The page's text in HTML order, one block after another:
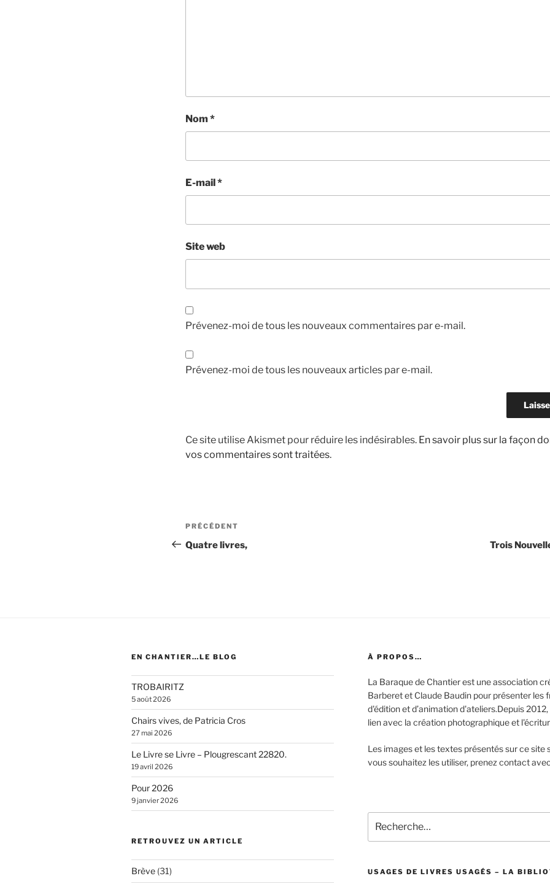
Nom *
E-mail*
Site web
Prévenez-moi de tous les nouveaux commentaires par e-mail.
Prévenez-moi de tous les nouveaux articles par e-mail.
Ce site utilise Akismet pour réduire les indésirables. En savoir plus sur la façon
vos commentaires sont traitées.
Navigation
de
Article
précédent
PRÉCÉDENT
Quatre livres, Trois
EN CHANTIER…LE BLOG
TROBAIRITZ
5 août 2026
Chairs vives, de Patricia Cros
27 mai 2026
Le Livre se Livre – Plougrescant 22820.
19 avril 2026
Pour 2026
9 janvier 2026
RETROUVEZ UN ARTICLE
Brève (31)
À PROPOS…
La Baraque de Chantier est une association
Barberet et Claude Baudin pour présenter les
d'édition et d’animation d'ateliers.Depuis
lien avec la création photographique et
Les images et les textes présentés sur ce site
vous souhaitez les utiliser, prenez contact
pour
:
USAGES DE LIVRES USAGÉS – LA